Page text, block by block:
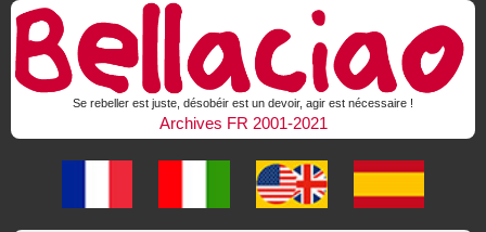
Se rebeller est juste, désobéir est un devoir, agir est nécessaire !
Archives FR 2001-2021